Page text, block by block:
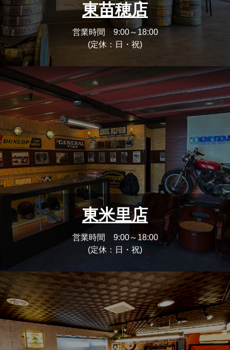
東苗穂店
営業時間 9:00～18:00
(定休：日・祝)
東米里店
営業時間 9:00～18:00
(定休：日・祝)